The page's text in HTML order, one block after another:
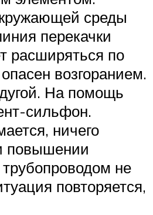
среды
перекачки
расширяться по
возгоранием.
На помощь
сильфон.
ничего
повышении
не
повторяется,